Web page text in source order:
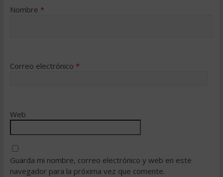
Nombre *
Correo electrónico *
Web
Guarda mi nombre, correo electrónico y web en este
navegador para la próxima vez que comente.